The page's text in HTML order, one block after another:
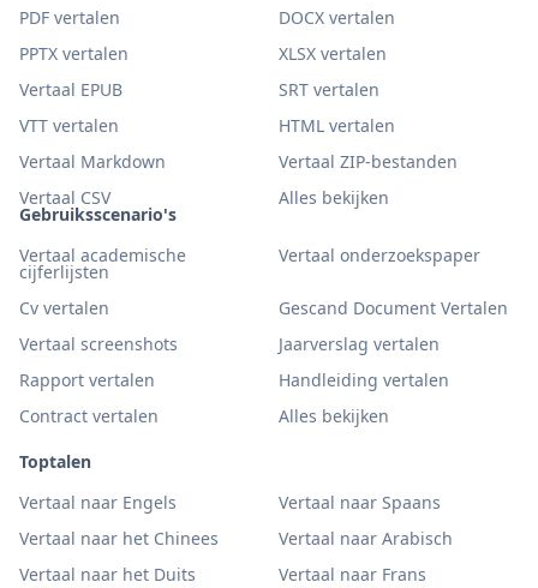
Gebruiksscenario's
Vertaal academische
cijferlijsten
Vertaal onderzoekspaper
Cv vertalen
Gescand Document Vertalen
Vertaal screenshots
Jaarverslag vertalen
Rapport vertalen
Handleiding vertalen
Contract vertalen
Alles bekijken
Toptalen
Vertaal naar Engels
Vertaal naar Spaans
Vertaal naar het Chinees
Vertaal naar Arabisch
Vertaal naar het Duits
Vertaal naar Frans
PDF vertalen
DOCX vertalen
PPTX vertalen
XLSX vertalen
Vertaal EPUB
SRT vertalen
VTT vertalen
HTML vertalen
Vertaal Markdown
Vertaal ZIP-bestanden
Vertaal CSV
Alles bekijken